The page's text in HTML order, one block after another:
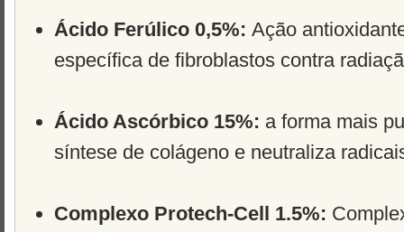
Ácido Ferúlico 0,5%: Ação
específica de fibroblastos contra
Ácido Ascórbico 15%: a forma mais
síntese de colágeno e neutraliza
Complexo Protech-Cell 1.5%: